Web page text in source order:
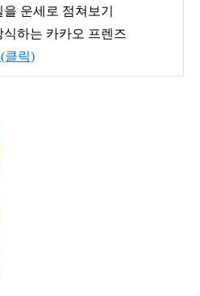
운세로 점쳐보기
식하는 카카오 프렌즈
클릭)